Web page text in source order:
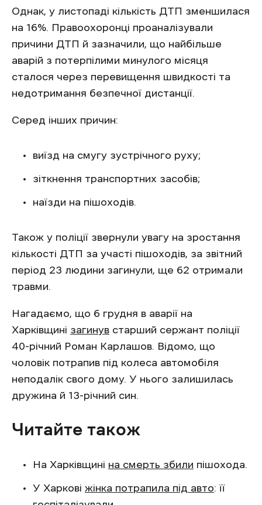
Однак, у листопаді кількість ДТП зменшилася
на 16%. Правоохоронці проаналізували
причини ДТП й зазначили, що найбільше
аварій з потерпілими минулого місяця
сталося через перевищення швидкості та
недотримання безпечної дистанції.
Серед інших причин:
виїзд на смугу зустрічного руху;
зіткнення транспортних засобів;
наїзди на пішоходів.
Також у поліції звернули увагу на зростання
кількості ДТП за участі пішоходів, за звітний
період 23 людини загинули, ще 62 отримали
травми.
Нагадаємо, що 6 грудня в аварії на
Харківщині загинув старший сержант поліції
40-річний Роман Карлашов. Відомо, що
чоловік потрапив під колеса автомобіля
неподалік свого дому. У нього залишилась
дружина й 13-річний син.
Читайте також
На Харківщині на смерть збили пішохода.
У Харкові жінка потрапила під авто: її